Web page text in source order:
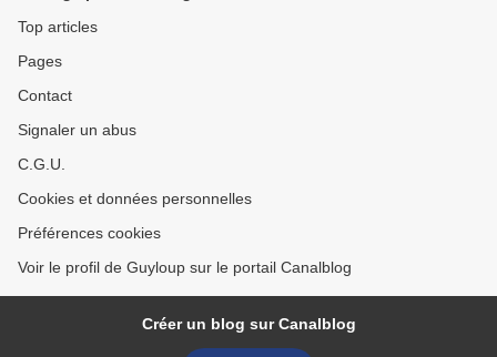
Top articles
Pages
Contact
Signaler un abus
C.G.U.
Cookies et données personnelles
Préférences cookies
Voir le profil de Guyloup sur le portail Canalblog
Créer un blog sur Canalblog